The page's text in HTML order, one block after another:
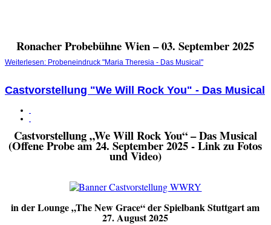
Ronacher Probebühne Wien – 03. September 2025
Weiterlesen: Probeneindruck "Maria Theresia - Das Musical"
Castvorstellung "We Will Rock You" - Das Musical
Castvorstellung „We Will Rock You“ – Das Musical
(Offene Probe am 24. September 2025 - Link zu Fotos
und Video)
in der Lounge „The New Grace“ der Spielbank Stuttgart am
27. August 2025